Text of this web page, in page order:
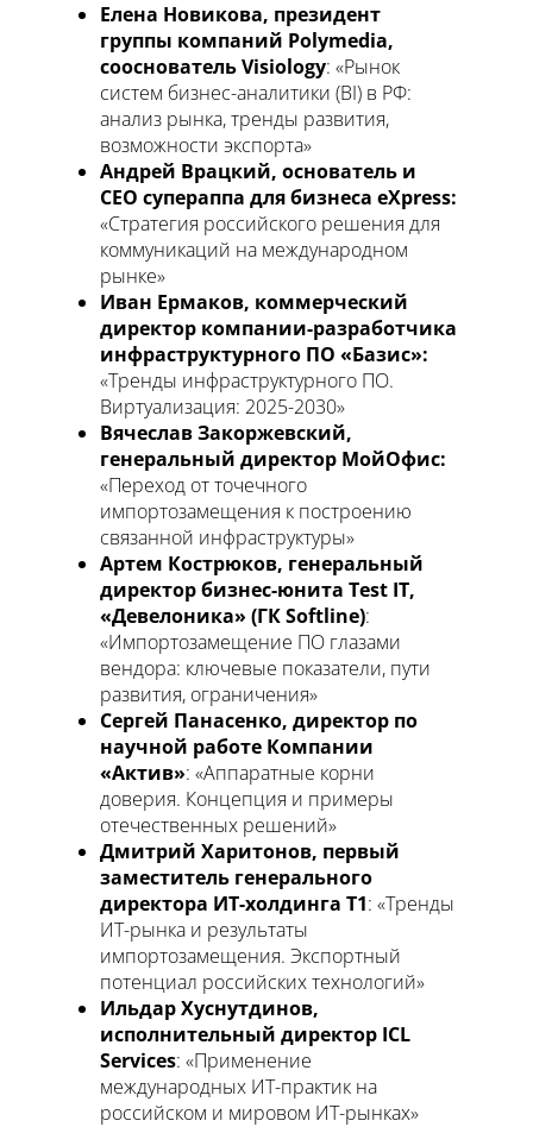
Елена Новикова, президент
группы компаний Polymedia,
сооснователь Visiology: «Рынок
систем бизнес-аналитики (BI) в РФ:
анализ рынка, тренды развития,
возможности экспорта»
Андрей Врацкий, основатель и
CEO супераппа для бизнеса eXpress:
«Стратегия российского решения для
коммуникаций на международном
рынке»
Иван Ермаков, коммерческий
директор компании-разработчика
инфраструктурного ПО «Базис»:
«Тренды инфраструктурного ПО.
Виртуализация: 2025-2030»
Вячеслав Закоржевский,
генеральный директор МойОфис:
«Переход от точечного
импортозамещения к построению
связанной инфраструктуры»
Артем Кострюков, генеральный
директор бизнес-юнита Test IT,
«Девелоника» (ГК Softline):
«Импортозамещение ПО глазами
вендора: ключевые показатели, пути
развития, ограничения»
Сергей Панасенко, директор по
научной работе Компании
«Актив»: «Аппаратные корни
доверия. Концепция и примеры
отечественных решений»
Дмитрий Харитонов, первый
заместитель генерального
директора ИТ-холдинга Т1: «Тренды
ИТ-рынка и результаты
импортозамещения. Экспортный
потенциал российских технологий»
Ильдар Хуснутдинов,
исполнительный директор ICL
Services: «Применение
международных ИТ-практик на
российском и мировом ИТ-рынках»